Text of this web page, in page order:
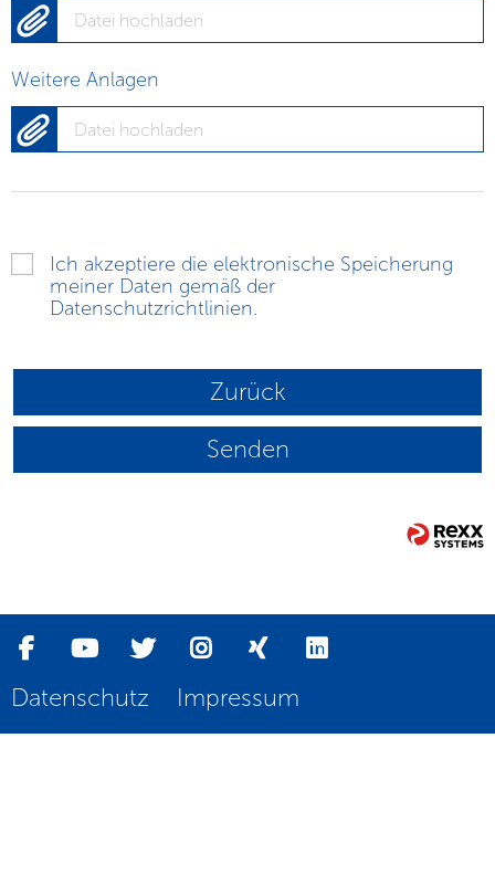
Datei hochladen
Weitere Anlagen
Datei hochladen
Ich akzeptiere die elektronische Speicherung
meiner Daten gemäß der
Datenschutzrichtlinien.
Zurück
Senden
Datenschutz Impressum